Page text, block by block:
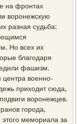
на фронтах
воронежскую
разная судьба:
Но всех их
благодаря
фашизм.
центра военно-
приходит сюда,
воронежцев.
города,
этого мемориала за